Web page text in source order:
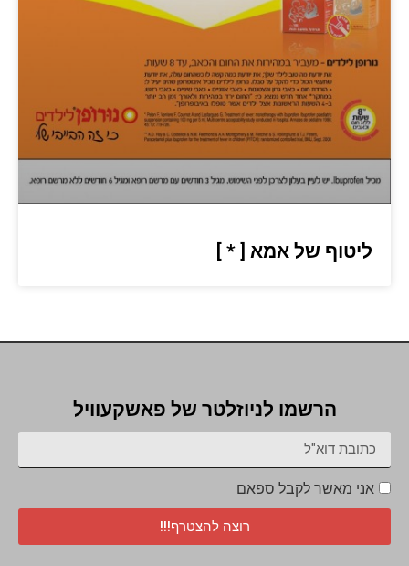
ליטוף של אמא [ * ]
הרשמו לניוזלטר של פאשקעוויל
אני מאשר לקבל ספאם
רוצה להצטרף!!!